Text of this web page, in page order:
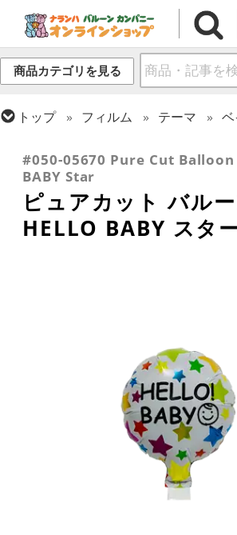
商品カテゴリを見る
トップ フィルム テーマ
#050-05670 Pure Cut Balloon
BABY Star
ピュアカット バル
HELLO BABY スタ